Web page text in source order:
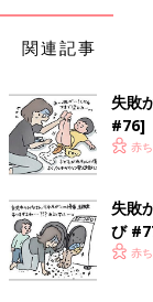
一児の父。イクメ
な父親目線の育児
インスタグラムは
前
［父親目線
噛みつい
あるもの
関連記事
失敗
#76]
赤
失敗
び
赤